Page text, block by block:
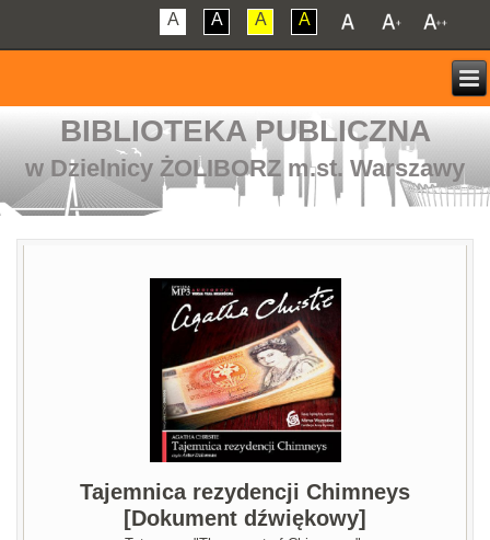
A A A A
BIBLIOTEKA PUBLICZNA
w Dzielnicy ŻOLIBORZ m.st. Warszawy
Tajemnica rezydencji Chimneys
[Dokument dźwiękowy]